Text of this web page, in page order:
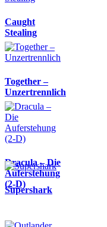
Caught
Stealing
Together –
Unzertrennlich
Dracula – Die
Auferstehung
(2-D)
Supershark